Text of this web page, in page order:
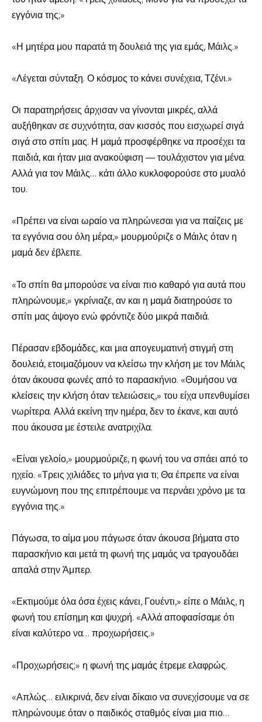
εγγόνια της;»
«Η μητέρα μου παρατά τη δουλειά της για εμάς, Μάιλς.»
«Λέγεται σύνταξη. Ο κόσμος το κάνει συνέχεια, Τζένι.»
Οι παρατηρήσεις άρχισαν να γίνονται μικρές, αλλά
αυξήθηκαν σε συχνότητα, σαν κισσός που εισχωρεί σιγά
σιγά στο σπίτι μας. Η μαμά προσφέρθηκε να προσέχει τα
παιδιά, και ήταν μια ανακούφιση — τουλάχιστον για μένα.
Αλλά για τον Μάιλς… κάτι άλλο κυκλοφορούσε στο μυαλό
του.
«Πρέπει να είναι ωραίο να πληρώνεσαι για να παίζεις με
τα εγγόνια σου όλη μέρα,» μουρμούριζε ο Μάιλς όταν η
μαμά δεν έβλεπε.
«Το σπίτι θα μπορούσε να είναι πιο καθαρό για αυτά που
πληρώνουμε,» γκρίνιαζε, αν και η μαμά διατηρούσε το
σπίτι μας άψογο ενώ φρόντιζε δύο μικρά παιδιά.
Πέρασαν εβδομάδες, και μια απογευματινή στιγμή στη
δουλειά, ετοιμαζόμουν να κλείσω την κλήση με τον Μάιλς
όταν άκουσα φωνές από το παρασκήνιο. «Θυμήσου να
κλείσεις την κλήση όταν τελειώσεις,» του είχα υπενθυμίσει
νωρίτερα. Αλλά εκείνη την ημέρα, δεν το έκανε, και αυτό
που άκουσα με έστειλε ανατριχίλα.
«Είναι γελοίο,» μουρμούριζε, η φωνή του να σπάει από το
ηχείο. «Τρεις χιλιάδες το μήνα για τι; Θα έπρεπε να είναι
ευγνώμονη που της επιτρέπουμε να περνάει χρόνο με τα
εγγόνια της.»
Πάγωσα, το αίμα μου πάγωσε όταν άκουσα βήματα στο
παρασκήνιο και μετά τη φωνή της μαμάς να τραγουδάει
απαλά στην Άμπερ.
«Εκτιμούμε όλα όσα έχεις κάνει, Γουέντι,» είπε ο Μάιλς, η
φωνή του επίσημη και ψυχρή. «Αλλά αποφασίσαμε ότι
είναι καλύτερο να… προχωρήσεις.»
«Προχωρήσεις;» η φωνή της μαμάς έτρεμε ελαφρώς.
«Απλώς… ειλικρινά, δεν είναι δίκαιο να συνεχίσουμε να σε
πληρώνουμε όταν ο παιδικός σταθμός είναι μια πιο…